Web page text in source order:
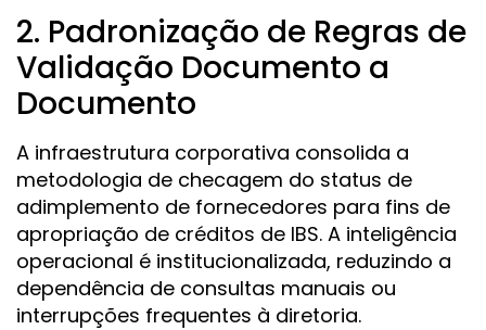
2. Padronização de Regras de
Validação Documento a
Documento
A infraestrutura corporativa consolida a
metodologia de checagem do status de
adimplemento de fornecedores para fins de
apropriação de créditos de IBS. A inteligência
operacional é institucionalizada, reduzindo a
dependência de consultas manuais ou
interrupções frequentes à diretoria.